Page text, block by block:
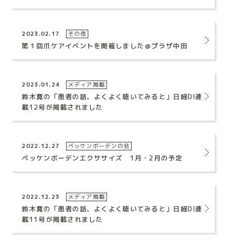
2023.02.17 その他
第１回爪ケアイベントを開催しました＠プラザ中田
2023.01.24 メディア掲載
鈴木寛の「患者の話、よくよく聴いてみると」日経DI連
載12号が掲載されました
2022.12.27 ベッケンボーデンの会
ベッケンボーデンエクササイズ 1月・2月の予定
2022.12.23 メディア掲載
鈴木寛の「患者の話、よくよく聴いてみると」日経DI連
載11号が掲載されました